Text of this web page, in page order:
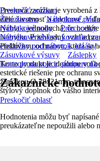
Dverová zarážka je vyrobená
dlhú životnosť a odolnosť.
rýchla a jednoduchá, čo
interiéru. Priehľadný vzhľad
efektívnou ochranou, ktorá sa
Tento produkt je ideálnou
estetické riešenie pre ochranu
zarážkou Ø 38x21mm,
štýlový doplnok do vášho
Preskočiť zoznam
Železiarstvo
Nábytkové
Nábytkové nohy
Priechodky
Nábytkové závesy, kovanie pre
Podložky pod nábytok, klzáky
Zásuvkové výsuvy
Záslepky
Konzoly na police, podpery na
Zákaznícke
Preskočiť oblasť
Hodnotenia môžu byť
preukázateľne nepoužili alebo